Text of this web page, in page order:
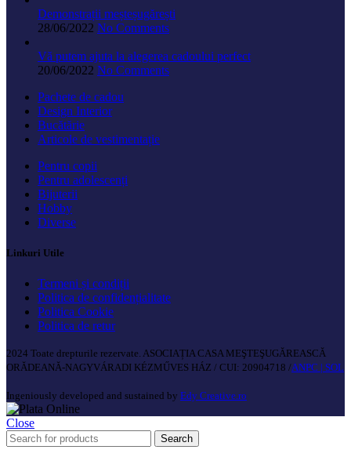
Demonstrații meșteșugărești
28/06/2022 No Comments
Vă putem ajuta la alegerea cadoului perfect
20/06/2022 No Comments
Pachete de cadou
Design Interior
Bucătărie
Articole de vestimentație
Pentru copii
Pentru adolescenți
Bijuterii
Hobby
Diverse
Linkuri Utile
Termeni și condiții
Politica de confidențialitate
Politica Cookie
Politica de retur
2024 Toate drepturile rezervate. ASOCIAȚIA CASA MEŞTEŞUGĂREASCĂ
ORĂDEANĂ-NAGYVÁRADI KÉZMŰVES HÁZ / CUI: 20904718 /ANPC | SOL
Ingeniously developed and sustained by Edy Creative.ro
Close
Search